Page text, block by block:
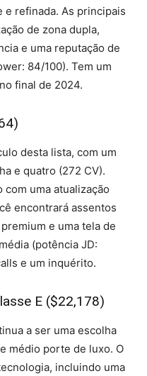
e refinada. As principais
de zona dupla,
e uma reputação de
84/100). Tem um
final de 2024.
desta lista, com um
e quatro (272 CV).
uma atualização
encontrará assentos
e uma tela de
(potência JD:
e um inquérito.
E ($22,178)
a ser uma escolha
médio porte de luxo. O
incluindo uma